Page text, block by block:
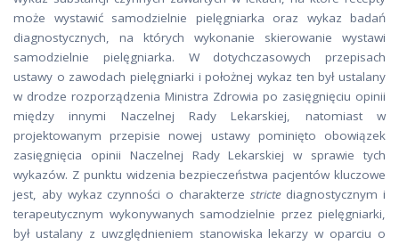
może wystawić samodzielnie pielęgniarka oraz wykaz badań
diagnostycznych, na których wykonanie skierowanie wystawi
samodzielnie pielęgniarka. W dotychczasowych przepisach
ustawy o zawodach pielęgniarki i położnej wykaz ten był ustalany
w drodze rozporządzenia Ministra Zdrowia po zasięgnięciu opinii
między innymi Naczelnej Rady Lekarskiej, natomiast w
projektowanym przepisie nowej ustawy pominięto obowiązek
zasięgnięcia opinii Naczelnej Rady Lekarskiej w sprawie tych
wykazów. Z punktu widzenia bezpieczeństwa pacjentów kluczowe
jest, aby wykaz czynności o charakterze stricte diagnostycznym i
terapeutycznym wykonywanych samodzielnie przez pielęgniarki,
był ustalany z uwzględnieniem stanowiska lekarzy w oparciu o